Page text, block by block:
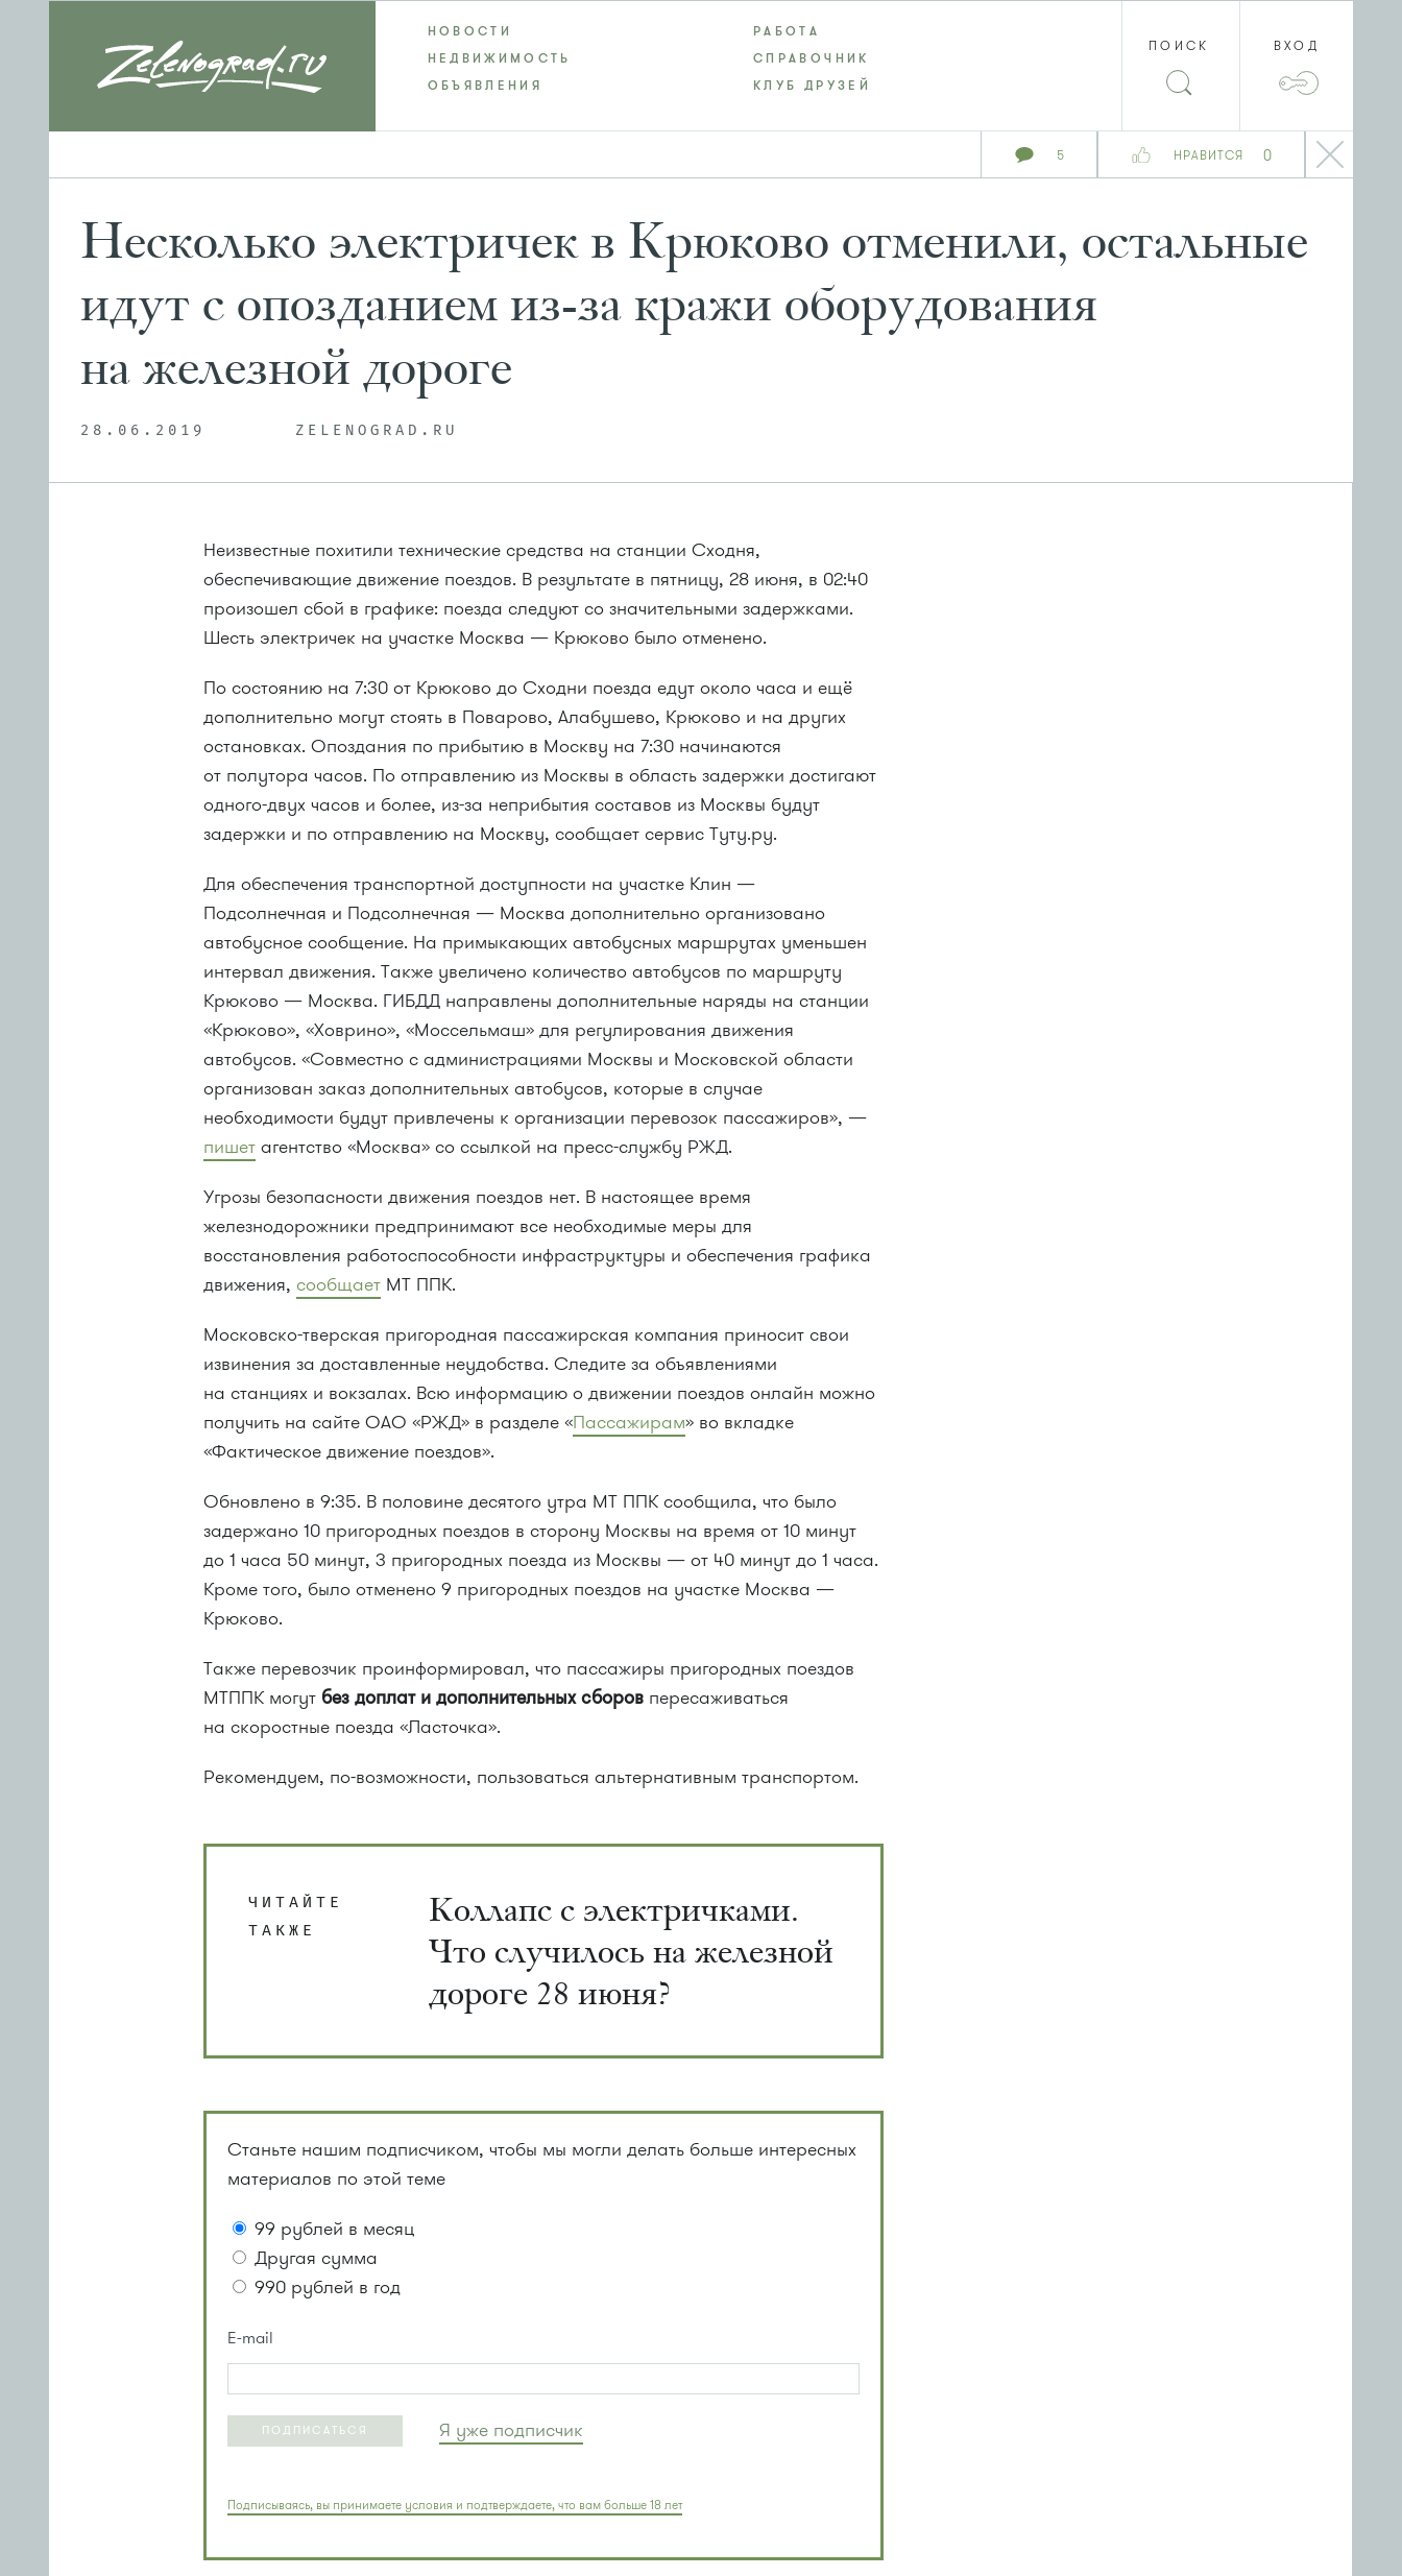
5 НРАВИТСЯ 0
НОВОСТИ
РАБОТА
НЕДВИЖИМОСТЬ
СПРАВОЧНИК
ОБЪЯВЛЕНИЯ
КЛУБ ДРУЗЕЙ
ПОИСК ВХОД
Несколько электричек в Крюково отменили, остальные
идут с опозданием из-за кражи оборудования
на железной дороге
28.06.2019 ZELENOGRAD.RU
Неизвестные похитили технические средства на станции Сходня,
обеспечивающие движение поездов. В результате в пятницу, 28 июня, в 02:40
произошел сбой в графике: поезда следуют со значительными задержками.
Шесть электричек на участке Москва — Крюково было отменено.
По состоянию на 7:30 от Крюково до Сходни поезда едут около часа и ещё
дополнительно могут стоять в Поварово, Алабушево, Крюково и на других
остановках. Опоздания по прибытию в Москву на 7:30 начинаются
от полутора часов. По отправлению из Москвы в область задержки достигают
одного-двух часов и более, из-за неприбытия составов из Москвы будут
задержки и по отправлению на Москву, сообщает сервис Туту.ру.
Для обеспечения транспортной доступности на участке Клин —
Подсолнечная и Подсолнечная — Москва дополнительно организовано
автобусное сообщение. На примыкающих автобусных маршрутах уменьшен
интервал движения. Также увеличено количество автобусов по маршруту
Крюково — Москва. ГИБДД направлены дополнительные наряды на станции
«Крюково», «Ховрино», «Моссельмаш» для регулирования движения
автобусов. «Совместно с администрациями Москвы и Московской области
организован заказ дополнительных автобусов, которые в случае
необходимости будут привлечены к организации перевозок пассажиров», —
пишет агентство «Москва» со ссылкой на пресс-службу РЖД.
Угрозы безопасности движения поездов нет. В настоящее время
железнодорожники предпринимают все необходимые меры для
восстановления работоспособности инфраструктуры и обеспечения графика
движения, сообщает МТ ППК.
Московско-тверская пригородная пассажирская компания приносит свои
извинения за доставленные неудобства. Следите за объявлениями
на станциях и вокзалах. Всю информацию о движении поездов онлайн можно
получить на сайте ОАО «РЖД» в разделе «Пассажирам» во вкладке
«Фактическое движение поездов».
Обновлено в 9:35. В половине десятого утра МТ ППК сообщила, что было
задержано 10 пригородных поездов в сторону Москвы на время от 10 минут
до 1 часа 50 минут, 3 пригородных поезда из Москвы — от 40 минут до 1 часа.
Кроме того, было отменено 9 пригородных поездов на участке Москва —
Крюково.
Также перевозчик проинформировал, что пассажиры пригородных поездов
МТППК могут без доплат и дополнительных сборов пересаживаться
на скоростные поезда «Ласточка».
Рекомендуем, по-возможности, пользоваться альтернативным транспортом.
ЧИТАЙТЕ
ТАКЖЕ
Коллапс с электричками.
Что случилось на железной
дороге 28 июня?
Станьте нашим подписчиком, чтобы мы могли делать больше интересных
материалов по этой теме
99 рублей в месяц
Другая сумма
990 рублей в год
E-mail
ПОДПИСАТЬСЯ Я уже подписчик
Подписываясь, вы принимаете условия и подтверждаете, что вам больше 18 лет